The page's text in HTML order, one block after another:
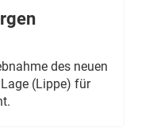
des neuen
(Lippe) für